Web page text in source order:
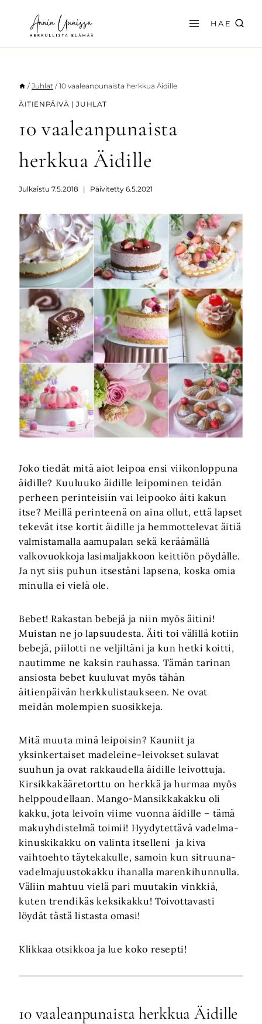
sisältöön
HAE
/ Juhlat / 10 vaaleanpunaista herkkua Äidille
ÄITIENPÄIVÄ |JUHLAT
10 vaaleanpunaista
herkkua Äidille
Julkaistu 7.5.2018 Päivitetty 6.5.2021
Joko tiedät mitä aiot leipoa ensi viikonloppuna
äidille? Kuuluuko äidille leipominen teidän
perheen perinteisiin vai leipooko äiti kakun
itse? Meillä perinteenä on aina ollut, että lapset
tekevät itse kortit äidille ja hemmottelevat äitiä
valmistamalla aamupalan sekä keräämällä
valkovuokkoja lasimaljakkoon keittiön pöydälle.
Ja nyt siis puhun itsestäni lapsena, koska omia
minulla ei vielä ole.
Bebet! Rakastan bebejä ja niin myös äitini!
Muistan ne jo lapsuudesta. Äiti toi välillä kotiin
bebejä, piilotti ne veljiltäni ja kun hetki koitti,
nautimme ne kaksin rauhassa. Tämän tarinan
ansiosta bebet kuuluvat myös tähän
äitienpäivän herkkulistaukseen. Ne ovat
meidän molempien suosikkeja.
Mitä muuta minä leipoisin? Kauniit ja
yksinkertaiset madeleine-leivokset sulavat
suuhun ja ovat rakkaudella äidille leivottuja.
Kirsikkakääretorttu on herkkä ja hurmaa myös
helppoudellaan. Mango-Mansikkakakku oli
kakku, jota leivoin viime vuonna äidille – tämä
makuyhdistelmä toimii! Hyydytettävä vadelma-
kinuskikakku on valinta itselleni ja kiva
vaihtoehto täytekakulle, samoin kun sitruuna-
vadelmajuustokakku ihanalla marenkihunnulla.
Väliin mahtuu vielä pari muutakin vinkkiä,
kuten trendikäs keksikakku! Toivottavasti
löydät tästä listasta omasi!
Klikkaa otsikkoa ja lue koko resepti!
10 vaaleanpunaista herkkua Äidille